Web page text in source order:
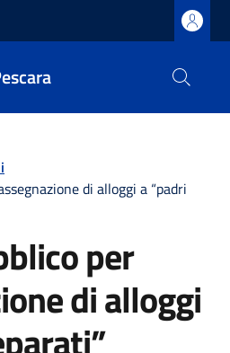
di alloggi a “padri
per
di alloggi